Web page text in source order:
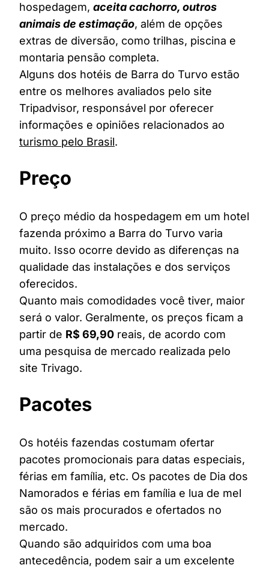
hospedagem, aceita cachorro, outros
animais de estimação, além de opções
extras de diversão, como trilhas, piscina e
montaria pensão completa.
Alguns dos hotéis de Barra do Turvo estão
entre os melhores avaliados pelo site
Tripadvisor, responsável por oferecer
informações e opiniões relacionados ao
turismo pelo Brasil.
Preço
O preço médio da hospedagem em um hotel
fazenda próximo a Barra do Turvo varia
muito. Isso ocorre devido as diferenças na
qualidade das instalações e dos serviços
oferecidos.
Quanto mais comodidades você tiver, maior
será o valor. Geralmente, os preços ficam a
partir de R$ 69,90 reais, de acordo com
uma pesquisa de mercado realizada pelo
site Trivago.
Pacotes
Os hotéis fazendas costumam ofertar
pacotes promocionais para datas especiais,
férias em família, etc. Os pacotes de Dia dos
Namorados e férias em família e lua de mel
são os mais procurados e ofertados no
mercado.
Quando são adquiridos com uma boa
antecedência, podem sair a um excelente